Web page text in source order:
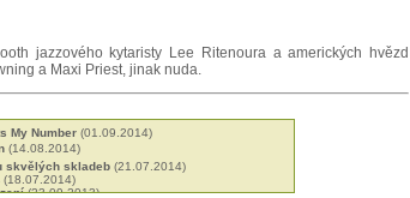
jazzového kytaristy Lee Ritenoura a amerických hvězd
a Maxi Priest, jinak nuda.
My Number (01.09.2014)
(14.08.2014)
skvělých skladeb (21.07.2014)
(18.07.2014)
(23.09.2013)